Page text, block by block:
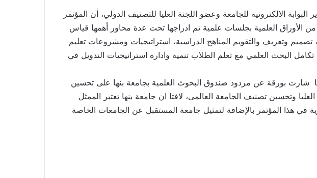
الالكترونية للجامعة وعضو اللجنة العليا للتصنيف الدولي، أن المؤتمر
من الأوراق العلمية بجلسات علمية تم ادراجها تحت عدة محاور أهمها قياس
تصميم وتعريف والتقويم المناهج الدراسية، استراتيجيات ومشروعات تعليم
تكامل البحث العلمي مع تعلم الطلاب تنمية وادارة استراتيجيات التدويل في
شارت بورقة عن مردود صندوق البحوث العلمية بجامعة بنها على تحسين
وتحسين تصنيف الجامعة العالمى، لافتا ان جامعة بنها تعتبر الممثل
في هذا المؤتمر بالإضافة لتمثيل جامعة المستقبل عن الجامعات الخاصة